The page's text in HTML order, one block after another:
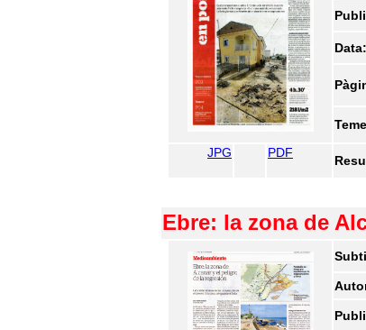
Data:
JPG PDF
Ebre: la zona de